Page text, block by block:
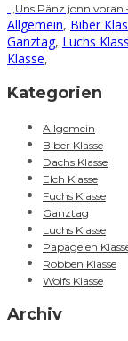
„Uns Pänz jonn
Allgemein, Biber
Ganztag, Luchs
Klasse,
Kategorien
Allgemein
Biber Klasse
Dachs Klasse
Elch Klasse
Fuchs Klasse
Ganztag
Luchs Klasse
Papageien
Robben Klasse
Wolfs Klasse
Archiv